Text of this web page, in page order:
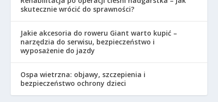
skutecznie wrócić do sprawności?
Jakie akcesoria do roweru Giant warto kupić –
narzędzia do serwisu, bezpieczeństwo i
wyposażenie do jazdy
Ospa wietrzna: objawy, szczepienia i
bezpieczeństwo ochrony dzieci